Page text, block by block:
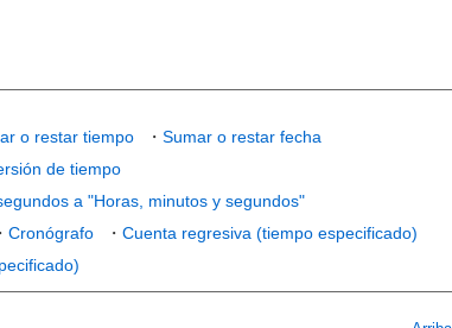
o restar tiempo ・ Sumar o restar fecha
de tiempo
a "Horas, minutos y segundos"
・ Cronógrafo ・ Cuenta regresiva (tiempo especificado)